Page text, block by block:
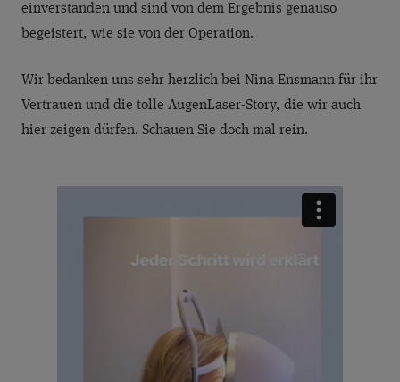
einverstanden und sind von dem Ergebnis genauso
begeistert, wie sie von der Operation.
Wir bedanken uns sehr herzlich bei Nina Ensmann für ihr
Vertrauen und die tolle AugenLaser-Story, die wir auch
hier zeigen dürfen. Schauen Sie doch mal rein.